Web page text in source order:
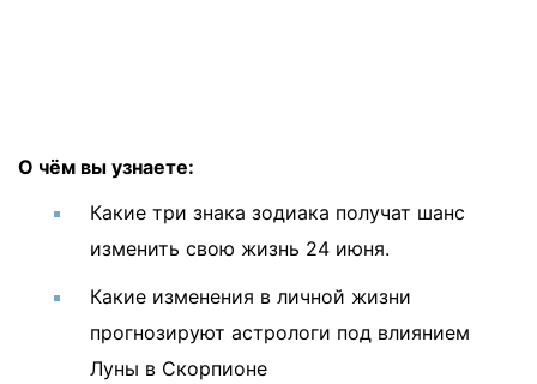
О чём вы узнаете:
Какие три знака зодиака получат шанс
изменить свою жизнь 24 июня.
Какие изменения в личной жизни
прогнозируют астрологи под влиянием
Луны в Скорпионе